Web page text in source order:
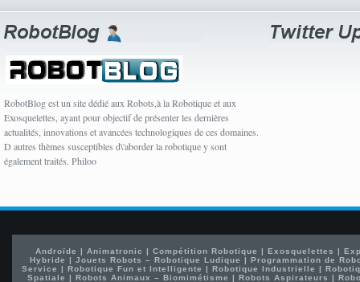
RobotBlog est un site dédié aux Robots,à la Robotique et aux
Exosquelettes, ayant pour objectif de présenter les dernières
actualités, innovations et avancées technologiques de ces domaines.
D autres thèmes susceptibles d\'aborder la robotique y sont
également traités. Philoo
Androïde | Animatronic | Compétition Robotique | Exosquelettes |
Hybride |Jouets Robots – Robotique Ludique |Programmation de
Service | Robotique Fun et Intelligente | Robotique Industrielle |
Spatiale | Robots Animaux – Biomimétisme | Robots Aspirateurs |